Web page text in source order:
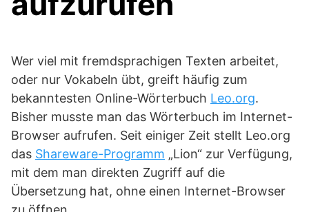
Wer viel mit fremdsprachigen Texten arbeitet,
oder nur Vokabeln übt, greift häufig zum
bekanntesten Online-Wörterbuch Leo.org.
Bisher musste man das Wörterbuch im Internet-
Browser aufrufen. Seit einiger Zeit stellt Leo.org
das Shareware-Programm „Lion“ zur Verfügung,
mit dem man direkten Zugriff auf die
Übersetzung hat, ohne einen Internet-Browser